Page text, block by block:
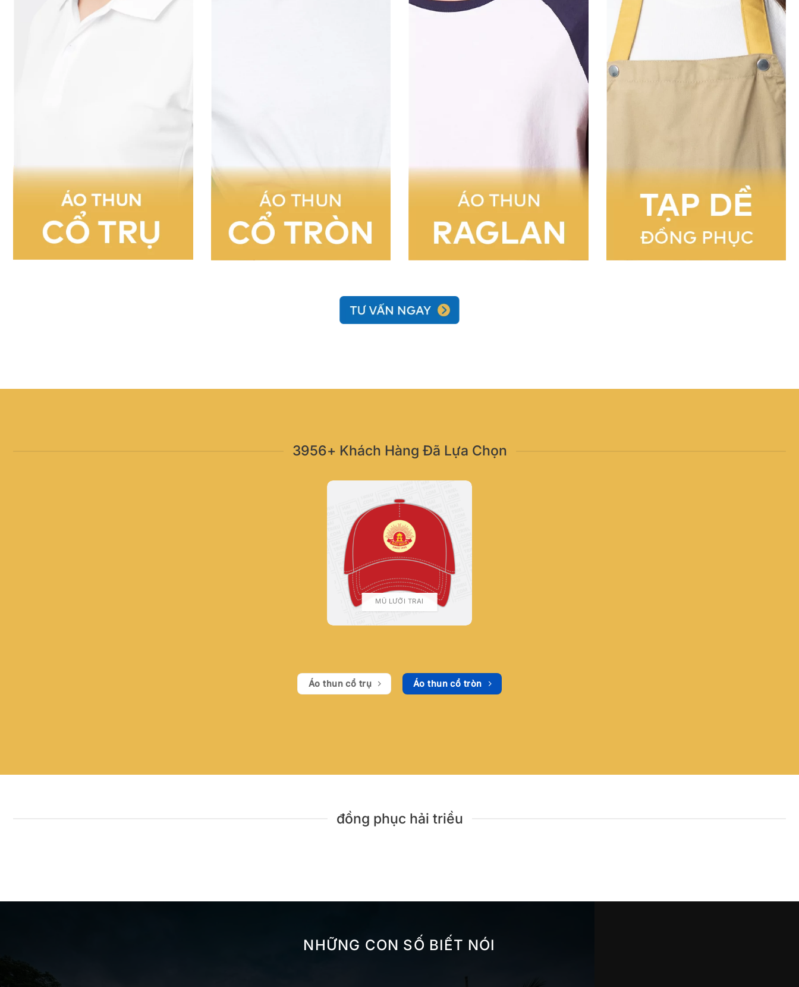
3956+ Khách Hàng Đã Lựa Chọn
MŨ LƯỠI TRAI
Áo thun cổ trụ Áo thun cổ tròn
đồng phục hải triều
NHỮNG CON SỐ BIẾT NÓI